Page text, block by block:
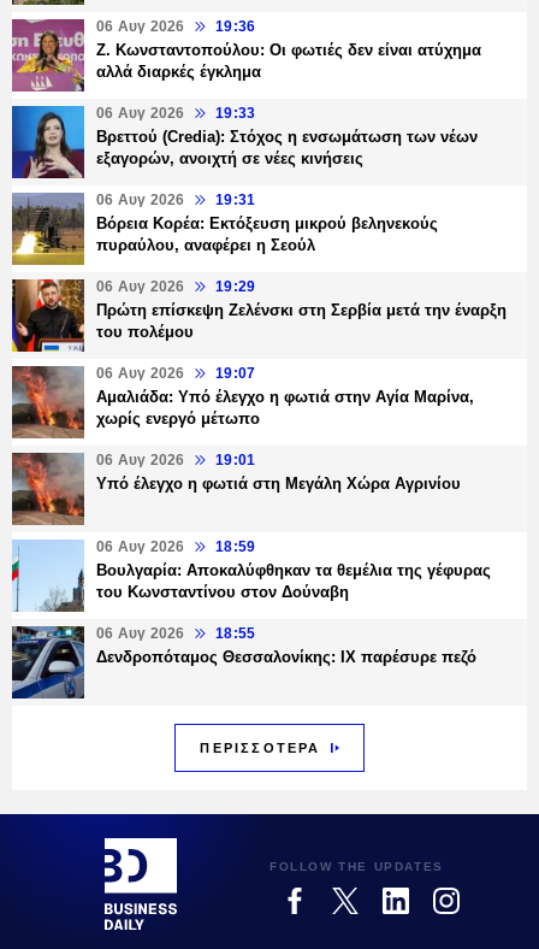
06 Αυγ 2026 19:36
Ζ. Κωνσταντοπούλου: Οι φωτιές δεν είναι ατύχημα
αλλά διαρκές έγκλημα
06 Αυγ 2026 19:33
Βρεττού (Credia): Στόχος η ενσωμάτωση των νέων
εξαγορών, ανοιχτή σε νέες κινήσεις
06 Αυγ 2026 19:31
Βόρεια Κορέα: Εκτόξευση μικρού βεληνεκούς
πυραύλου, αναφέρει η Σεούλ
06 Αυγ 2026 19:29
Πρώτη επίσκεψη Ζελένσκι στη Σερβία μετά την έναρξη
του πολέμου
06 Αυγ 2026 19:07
Αμαλιάδα: Υπό έλεγχο η φωτιά στην Αγία Μαρίνα,
χωρίς ενεργό μέτωπο
06 Αυγ 2026 19:01
Υπό έλεγχο η φωτιά στη Μεγάλη Χώρα Αγρινίου
06 Αυγ 2026 18:59
Βουλγαρία: Αποκαλύφθηκαν τα θεμέλια της γέφυρας
του Κωνσταντίνου στον Δούναβη
06 Αυγ 2026 18:55
Δενδροπόταμος Θεσσαλονίκης: ΙΧ παρέσυρε πεζό
ΠΕΡΙΣΣΟΤΕΡΑ
FOLLOW THE UPDATES